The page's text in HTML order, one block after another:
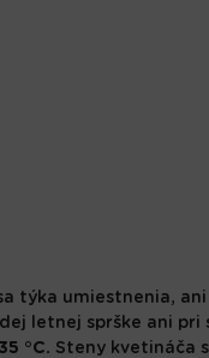
týka umiestnenia,
letnej sprške ani pri
°C. Steny kvetináča